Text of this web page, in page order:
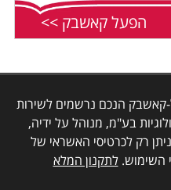
הפעל קאשבק >>
קאשבק הנכם נרשמים לשירות
בע"מ, מנוהל על ידיה,
רק לכרטיסי האשראי של
השימוש.לתקנון המלא